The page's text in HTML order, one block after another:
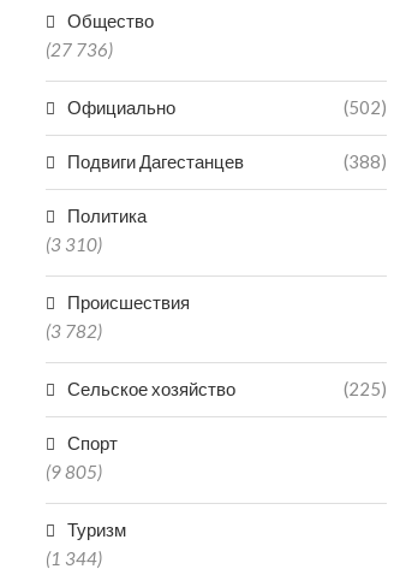
Общество
(27 736)
Официально (502)
Подвиги Дагестанцев (388)
Политика
(3 310)
Происшествия
(3 782)
Сельское хозяйство (225)
Спорт
(9 805)
Туризм
(1 344)